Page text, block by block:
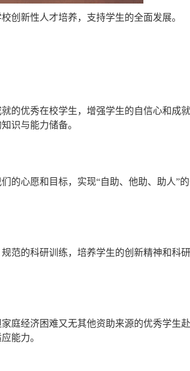
创新性人才培养，支持学生的全面发展。
的优秀在校学生，增强学生的自信心和成就
识与能力储备。
的心愿和目标，实现“自助、他助、助人”
范的科研训练，培养学生的创新精神和科
庭经济困难又无其他资助来源的优秀学生
能力。